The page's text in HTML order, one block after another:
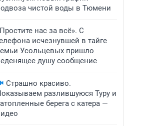
чистой воды в Тюмени
нас за всё». С
исчезнувшей в тайге
Усольцевых пришло
душу сообщение
Страшно красиво.
разлившуюся Туру и
берега с катера —